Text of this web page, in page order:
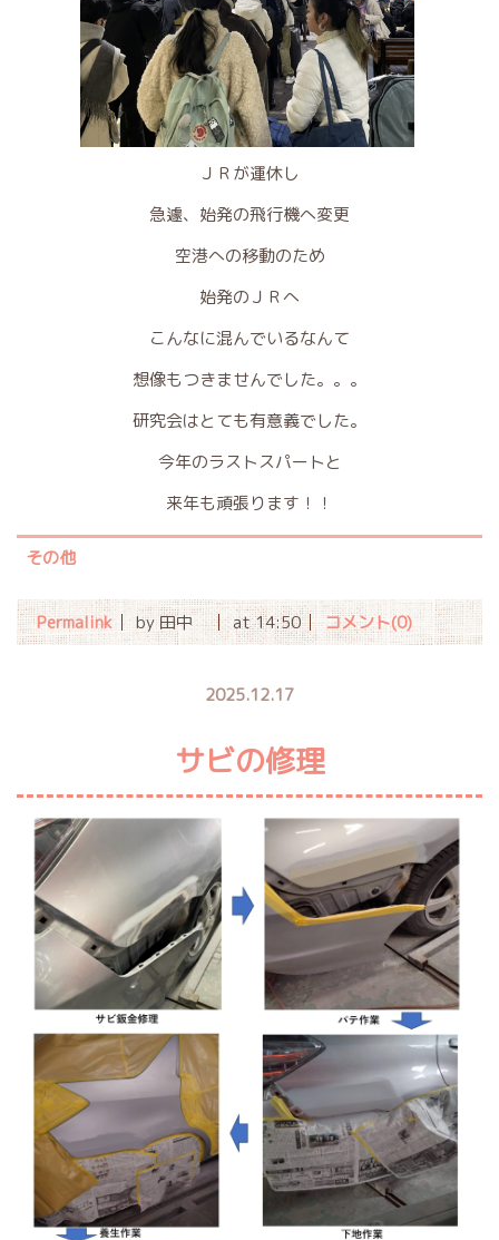
ＪＲが運休し
急遽、始発の飛行機へ変更
空港への移動のため
始発のＪＲへ
こんなに混んでいるなんて
想像もつきませんでした。。。
研究会はとても有意義でした。
今年のラストスパートと
来年も頑張ります！！
その他
Permalink by 田中 at 14:50 コメント(0)
2025.12.17
サビの修理